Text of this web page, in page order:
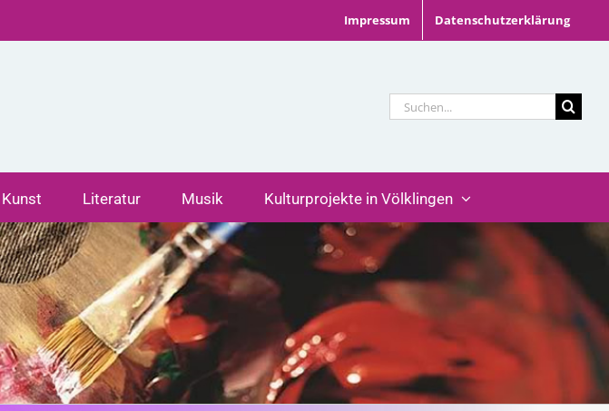
Impressum Datenschutzerklärung
Suche
nach:
Literatur Musik Kulturprojekte in Völklingen